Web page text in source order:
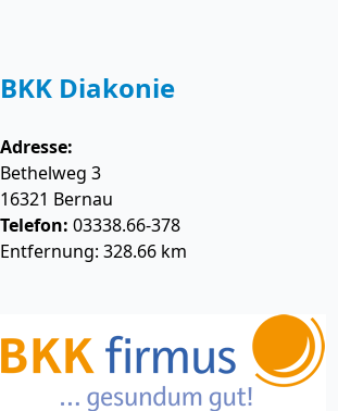
BKK Diakonie
Adresse:
Bethelweg 3
16321 Bernau
Telefon: 03338.66-378
Entfernung: 328.66 km